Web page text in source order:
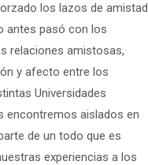
los lazos de amistad
antes pasó con los
relaciones amistosas,
y afecto entre los
Universidades
encontremos aislados en
de un todo que es
experiencias a los